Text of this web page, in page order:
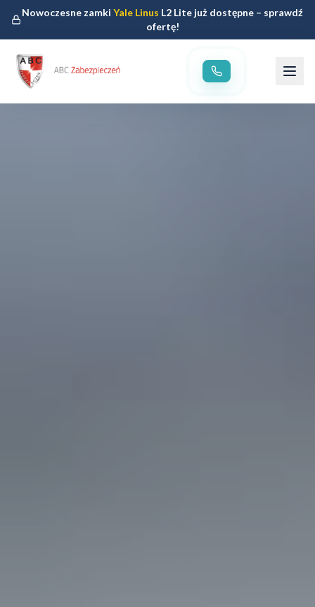
Nowoczesne zamkiYale Linus L2 Lite już dostępne – sprawdź
ofertę!